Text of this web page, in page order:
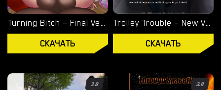
УСТРОЙСТВО
ПК ПОРНО ИГРЫ
Turning Bitch – Final Version (Full Game) [NowaJoestar]
СКАЧАТЬ
Trolley Trouble – New Version 0.19.0 [NTRaction]
СКАЧАТЬ
3.8 3.8